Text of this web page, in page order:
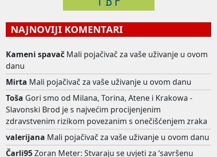
NAJNOVIJI KOMENTARI
Kameni spavač Mali pojačivač za vaše uživanje u ovom
danu
Mirta Mali pojačivač za vaše uživanje u ovom danu
Toša Gori smo od Milana, Torina, Atene i Krakowa -
Slavonski Brod je s najvećim procijenjenim
zdravstvenim rizikom povezanim s onečišćenjem zraka
valerijana Mali pojačivač za vaše uživanje u ovom danu
Čarli95Zoran Meter: Stvaraju se uvjeti za ‘savršenu